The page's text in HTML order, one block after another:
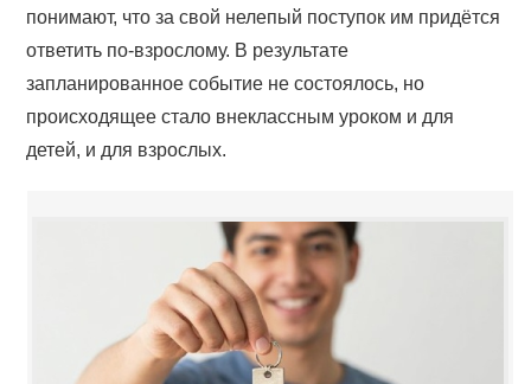
понимают, что за свой нелепый поступок им придётся
ответить по-взрослому. В результате
запланированное событие не состоялось, но
происходящее стало внеклассным уроком и для
детей, и для взрослых.